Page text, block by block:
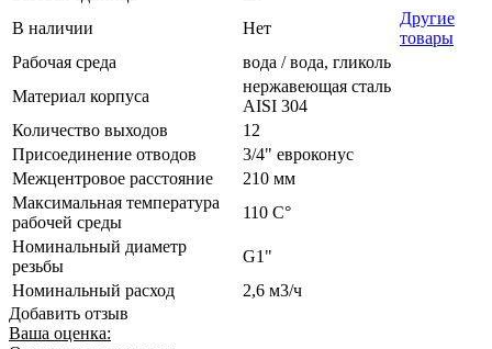
В наличии
Нет
Другие
товары
Рабочая среда
вода / вода, гликоль
Материал корпуса
нержавеющая сталь
AISI 304
Количество выходов
12
Присоединение отводов
3/4" евроконус
Межцентровое расстояние
210 мм
Максимальная температура
рабочей среды
110 С°
Номинальный диаметр
резьбы
G1"
Номинальный расход
2,6 м3/ч
Добавить отзыв
Ваша оценка: